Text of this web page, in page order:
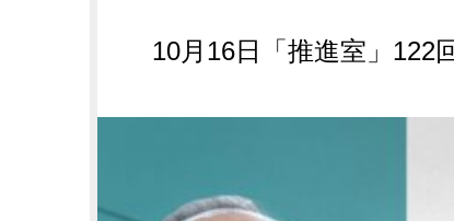
10月16日「推進室」122